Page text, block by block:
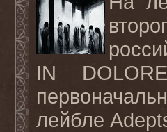
IN
лейбле